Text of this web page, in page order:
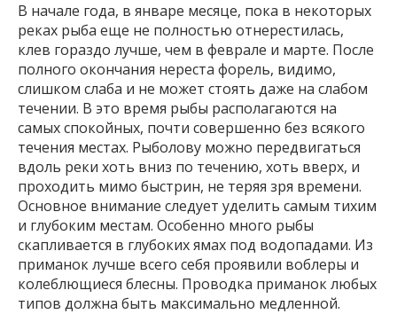
В начале года, в январе месяце, пока в некоторых
реках рыба еще не полностью отнерестилась,
клев гораздо лучше, чем в феврале и марте. После
полного окончания нереста форель, видимо,
слишком слаба и не может стоять даже на слабом
течении. В это время рыбы располагаются на
самых спокойных, почти совершенно без всякого
течения местах. Рыболову можно передвигаться
вдоль реки хоть вниз по течению, хоть вверх, и
проходить мимо быстрин, не теряя зря времени.
Основное внимание следует уделить самым тихим
и глубоким местам. Особенно много рыбы
скапливается в глубоких ямах под водопадами. Из
приманок лучше всего себя проявили воблеры и
колеблющиеся блесны. Проводка приманок любых
типов должна быть максимально медленной.